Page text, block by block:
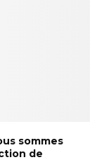
sommes
de